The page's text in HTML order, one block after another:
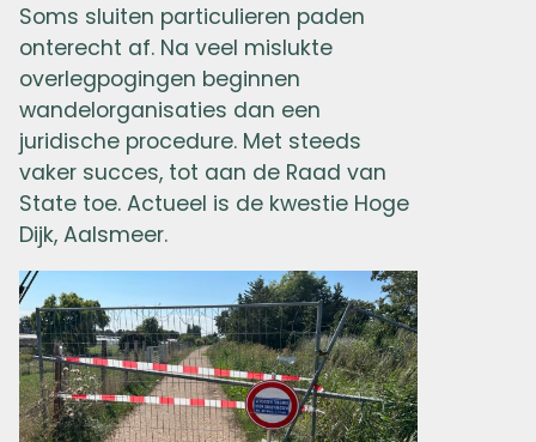
Soms sluiten particulieren paden
onterecht af. Na veel mislukte
overlegpogingen beginnen
wandelorganisaties dan een
juridische procedure. Met steeds
vaker succes, tot aan de Raad van
State toe. Actueel is de kwestie Hoge
Dijk, Aalsmeer.